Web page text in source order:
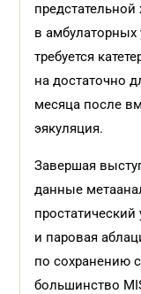
в амбулаторных
требуется
на достаточно
месяца после
эякуляция.
Завершая
данные
и паровая
по сохранению
большинство